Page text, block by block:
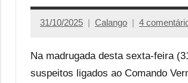
31/10/2025 Calango 4
Na madrugada desta sexta-feira
suspeitos ligados ao Comando